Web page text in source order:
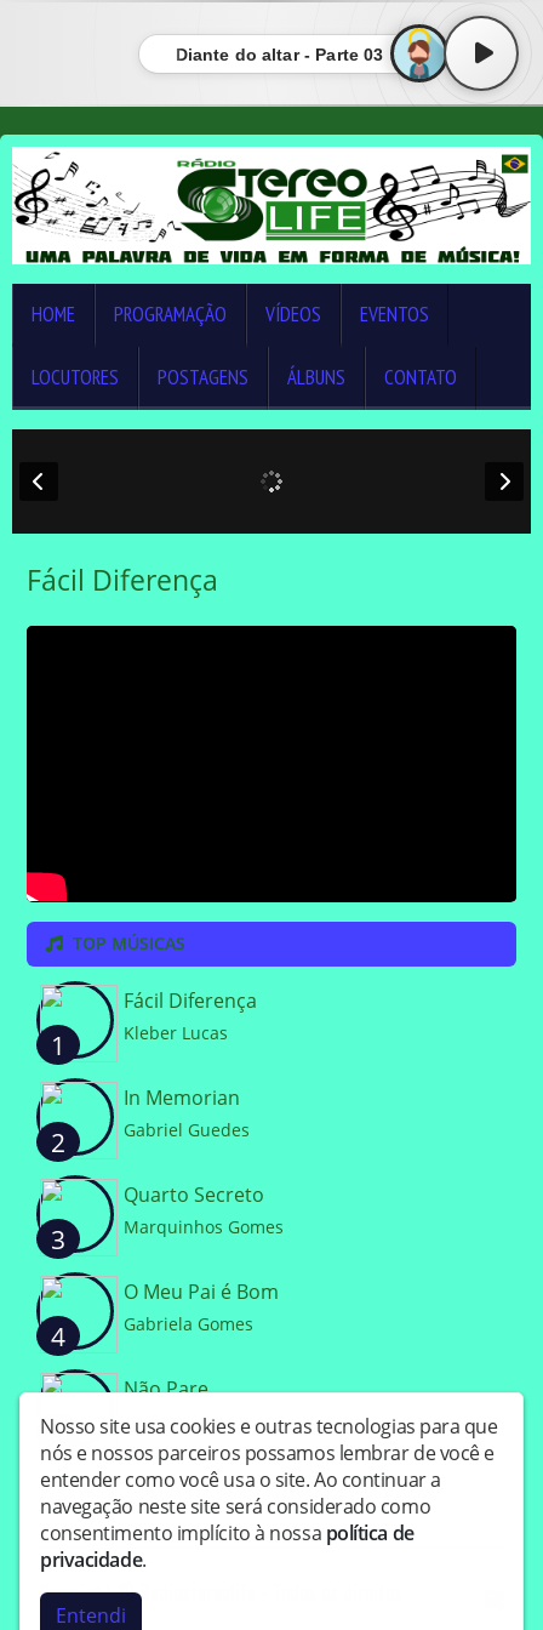
Diante do altar - Parte 03
HOME PROGRAMAÇÃO VÍDEOS EVENTOS
LOCUTORES POSTAGENS ÁLBUNS CONTATO
Fácil Diferença
TOP MÚSICAS
1
Fácil Diferença
Kleber Lucas
2
In Memorian
Gabriel Guedes
3
Quarto Secreto
Marquinhos Gomes
4
O Meu Pai é Bom
Gabriela Gomes
5
Não Pare
Midian Lima
Copyright © Radiostereolife - Todos os direitos
reservados.
Nosso site usa cookies e outras tecnologias para que
nós e nossos parceiros possamos lembrar de você e
entender como você usa o site. Ao continuar a
navegação neste site será considerado como
consentimento implícito à nossa política de
privacidade.
Entendi